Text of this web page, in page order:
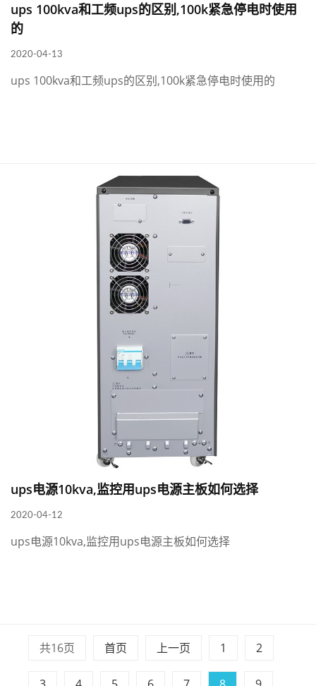
ups 100kva和工频ups的区别,100k紧急停电时使用
的
2020-04-13
ups 100kva和工频ups的区别,100k紧急停电时使用的
ups电源10kva,监控用ups电源主板如何选择
2020-04-12
ups电源10kva,监控用ups电源主板如何选择
共16页 首页 上一页 1 2